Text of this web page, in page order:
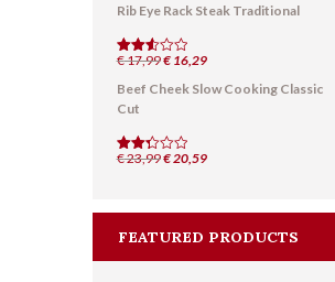
2.01
5
originale
era:
€ 15,99.
attuale
€ 13,99.
Rib Eye Rack Steak Traditional
Valutat
su 5
€17,99Il
originale
€ 17,99.
€16,29Il
attuale
Beef Cheek Slow Cooking Classic
Cut
Valuta
5
€23,99Il
era:
€ 23,99.
€20,59Il
è:
€ 20,59.
FEATURED PRODUCTS